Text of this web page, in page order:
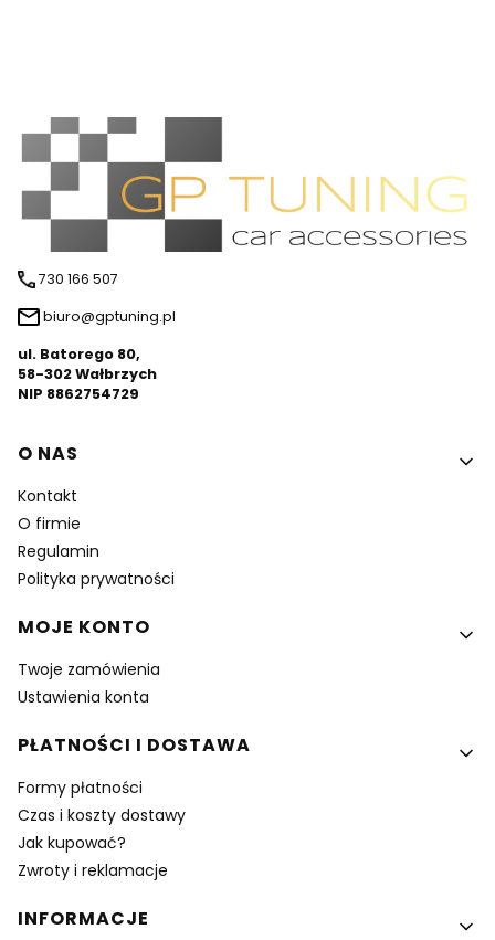
730 166 507
biuro@gptuning.pl
ul. Batorego 80,
58-302 Wałbrzych
NIP 8862754729
Linki w stopce
O NAS
Kontakt
O firmie
Regulamin
Polityka prywatności
MOJE KONTO
Twoje zamówienia
Ustawienia konta
PŁATNOŚCI I DOSTAWA
Formy płatności
Czas i koszty dostawy
Jak kupować?
Zwroty i reklamacje
INFORMACJE